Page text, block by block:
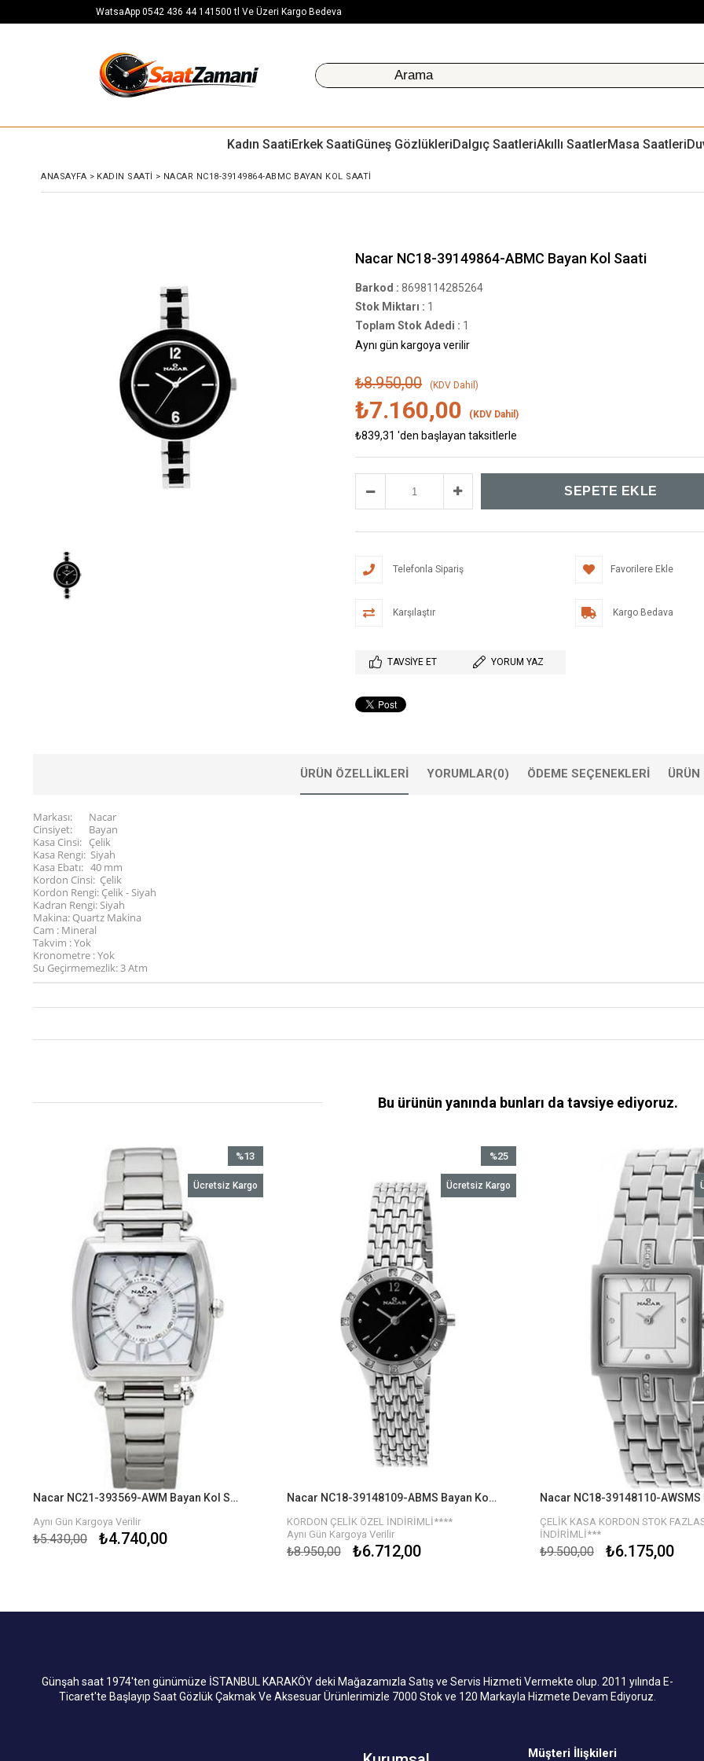
WatsaApp 0542 436 44 141500 tl Ve Üzeri Kargo Bedeva
Kadın SaatiErkek SaatiGüneş GözlükleriDalgıç SaatleriAkıllı SaatlerMasa Saatleri
ANASAYFA > KADIN SAATI > NACAR NC18-39149864-ABMC BAYAN KOL SAATI
Nacar NC18-39149864-ABMC Bayan Kol Saati
Barkod : 8698114285264
Stok Miktarı : 1
Toplam Stok Adedi : 1
Aynı gün kargoya verilir
₺8.950,00 (KDV Dahil)
₺7.160,00 (KDV Dahil)
₺839,31 'den başlayan taksitlerle
Telefonla Sipariş Favorilere Ekle
Karşılaştır Kargo Bedava
TAVSIYE ET YORUM YAZ
ÜRÜN ÖZELLIKLERI YORUMLAR(0) ÖDEME SEÇENEKLERI ÜRÜN
Markası: Nacar
Cinsiyet: Bayan
Kasa Cinsi: Çelik
Kasa Rengi: Siyah
Kasa Ebatı: 40 mm
Kordon Cinsi: Çelik
Kordon Rengi: Çelik - Siyah
Kadran Rengi: Siyah
Makina: Quartz Makina
Cam : Mineral
Takvim : Yok
Kronometre : Yok
Su Geçirmemezlik: 3 Atm
Bu ürünün yanında bunları da tavsiye ediyoruz.
Nacar NC21-393569-AWM Bayan Kol Saati
Aynı Gün Kargoya Verilir
₺4.740,00
₺5.430,00
%13
İndirim
%13İndirim
Ücretsiz Kargo
Nacar NC18-39148109-ABMS Bayan Kol Saati
KORDON ÇELİK ÖZEL İNDİRİMLİ****
Aynı Gün Kargoya Verilir
₺6.712,00
₺8.950,00
%25
İndirim
%25İndirim
Ücretsiz Kargo
ÇELİK KASA KORDON STOK
İNDİRİMLİ***
₺6.175,00
₺9.500,00
Günşah saat 1974'ten günümüze İSTANBUL KARAKÖY deki Mağazamızla Satış ve Servis Hizmeti Vermekte olup. 2011 yılında E-
Ticaret'te Başlayıp Saat Gözlük Çakmak Ve Aksesuar Ürünlerimizle 7000 Stok ve 120 Markayla Hizmete Devam Ediyoruz.
Müşteri İlişkileri